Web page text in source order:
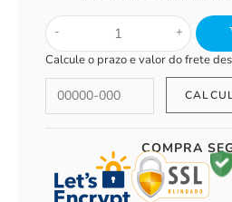
- +
Calcule o prazo e valor do frete
COMPRA